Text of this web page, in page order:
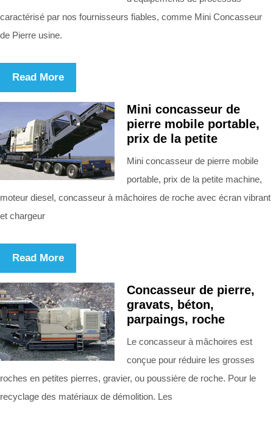
caractérisé par nos fournisseurs fiables, comme Mini Concasseur
de Pierre usine.
Read More
Mini concasseur de
pierre mobile portable,
prix de la petite
Mini concasseur de pierre mobile
portable, prix de la petite machine,
moteur diesel, concasseur à mâchoires de roche avec écran vibrant
et chargeur
Read More
Concasseur de pierre,
gravats, béton,
parpaings, roche
Le concasseur à mâchoires est
conçue pour réduire les grosses
roches en petites pierres, gravier, ou poussière de roche. Pour le
recyclage des matériaux de démolition. Les